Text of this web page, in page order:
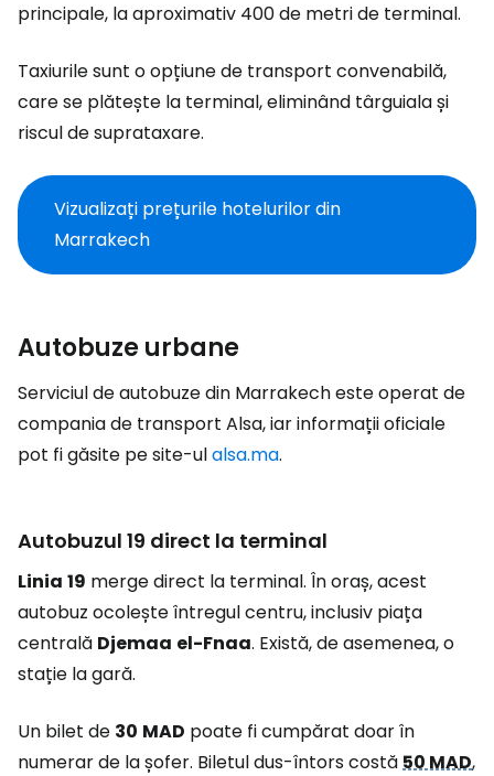
principale, la aproximativ 400 de metri de terminal.
Taxiurile sunt o opțiune de transport convenabilă,
care se plătește la terminal, eliminând târguiala și
riscul de suprataxare.
Vizualizați prețurile hotelurilor din
Marrakech
Autobuze urbane
Serviciul de autobuze din Marrakech este operat de
compania de transport Alsa, iar informații oficiale
pot fi găsite pe site-ulalsa.ma.
Autobuzul 19 direct la terminal
Linia 19 merge direct la terminal. În oraș, acest
autobuz ocolește întregul centru, inclusiv piața
centrală Djemaa el-Fnaa. Există, de asemenea, o
stație la gară.
Un bilet de 30 MAD poate fi cumpărat doar în
numerar de la șofer. Biletul dus-întors costă50 MAD,